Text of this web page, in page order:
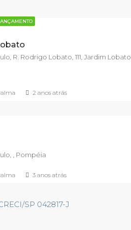
R. Rodrigo Lobato, 111, Jardim Lobato
2 anos atrás
, Pompéia
3 anos atrás
SP 042817-J